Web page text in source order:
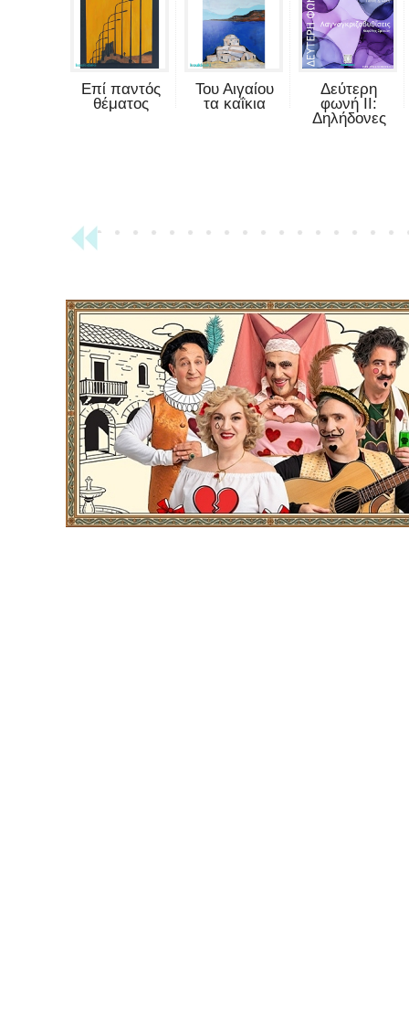
Επί παντός
θέματος
Του Αιγαίου
τα καΐκια
Δεύτερη
φωνή II:
Δηλήδονες